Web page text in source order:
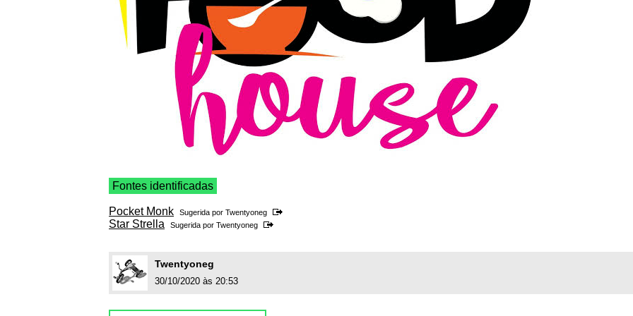
Fontes identificadas
Pocket Monk Sugerida por Twentyoneg
Star Strella Sugerida por Twentyoneg
Twentyoneg
30/10/2020 às 20:53